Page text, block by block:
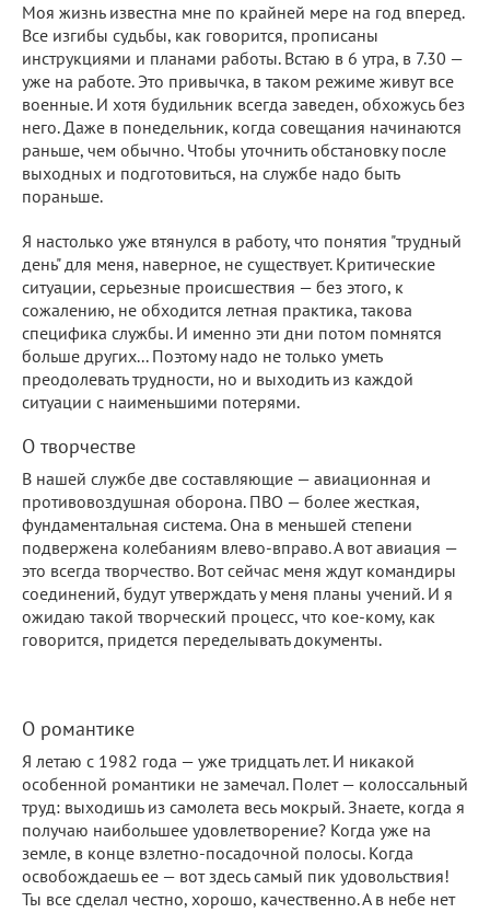
Моя жизнь известна мне по крайней мере на год вперед.
Все изгибы судьбы, как говорится, прописаны
инструкциями и планами работы. Встаю в 6 утра, в 7.30 —
уже на работе. Это привычка, в таком режиме живут все
военные. И хотя будильник всегда заведен, обхожусь без
него. Даже в понедельник, когда совещания начинаются
раньше, чем обычно. Чтобы уточнить обстановку после
выходных и подготовиться, на службе надо быть
пораньше.
Я настолько уже втянулся в работу, что понятия "трудный
день" для меня, наверное, не существует. Критические
ситуации, серьезные происшествия — без этого, к
сожалению, не обходится летная практика, такова
специфика службы. И именно эти дни потом помнятся
больше других... Поэтому надо не только уметь
преодолевать трудности, но и выходить из каждой
ситуации с наименьшими потерями.
О творчестве
В нашей службе две составляющие — авиационная и
противовоздушная оборона. ПВО — более жесткая,
фундаментальная система. Она в меньшей степени
подвержена колебаниям влево-вправо. А вот авиация —
это всегда творчество. Вот сейчас меня ждут командиры
соединений, будут утверждать у меня планы учений. И я
ожидаю такой творческий процесс, что кое-кому, как
говорится, придется переделывать документы.
О романтике
Я летаю с 1982 года — уже тридцать лет. И никакой
особенной романтики не замечал. Полет — колоссальный
труд: выходишь из самолета весь мокрый. Знаете, когда я
получаю наибольшее удовлетворение? Когда уже на
земле, в конце взлетно-посадочной полосы. Когда
освобождаешь ее — вот здесь самый пик удовольствия!
Ты все сделал честно, хорошо, качественно. А в небе нет